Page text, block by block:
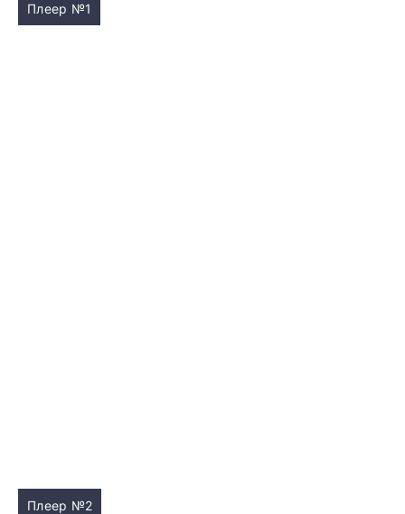
Плеер №1
Плеер №2